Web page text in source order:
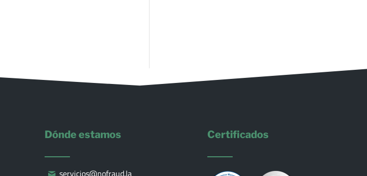
Dónde estamos
servicios@nofraud.la
Certificados